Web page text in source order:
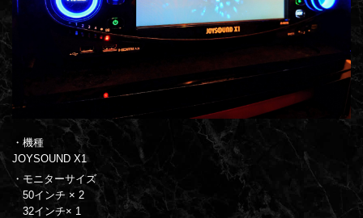
・機種
JOYSOUND X1
・モニターサイズ
50インチ × 2
32インチ× 1